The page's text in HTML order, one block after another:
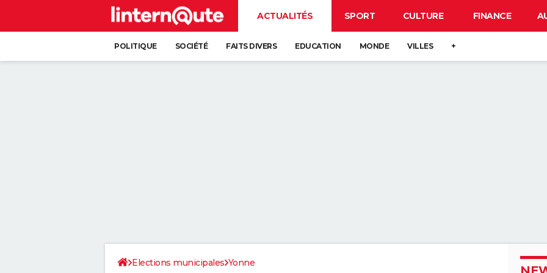
ACTUALITÉS SPORT CULTURE FINANCE
POLITIQUE SOCIÉTÉ FAITS DIVERS EDUCATION MONDE VILLES +
Elections municipales Yonne